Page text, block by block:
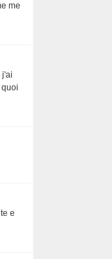
me
j'ai
e